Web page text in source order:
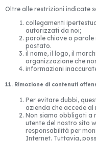
Oltre alle restrizioni indicate
collegamenti
autorizzati da noi;
parole chiave o parole
postato.
il nome, il logo, il
organizzazione che
informazioni
11. Rimozione di contenuti
Per evitare dubbi,
azienda che accede
Non siamo obbligati a
utente del nostro sito
responsabilità per
Internet. Tuttavia,